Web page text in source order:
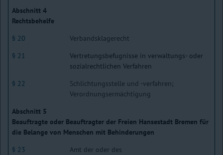
Abschnitt 4
Rechtsbehelfe
§ 20
Verbandsklagerecht
§ 21
Vertretungsbefugnisse in verwaltungs- oder
sozialrechtlichen Verfahren
§ 22
Schlichtungsstelle und -verfahren;
Verordnungsermächtigung
Abschnitt 5
Beauftragte oder Beauftragter der Freien Hansestadt Bremen für
die Belange von Menschen mit Behinderungen
§ 23
Amt der oder des